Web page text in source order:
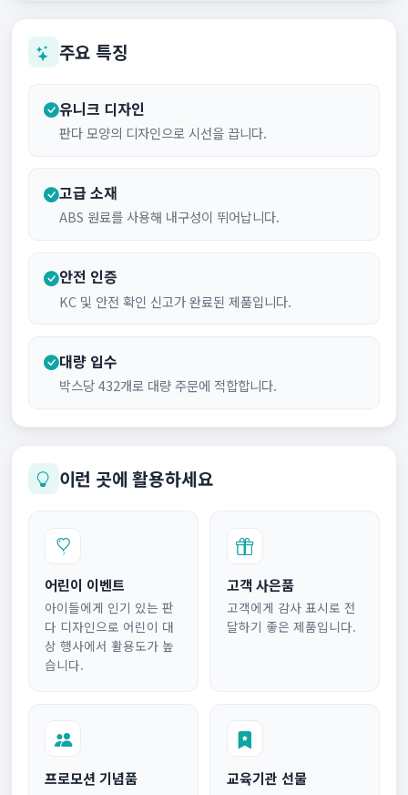
주요 특징
유니크 디자인
판다 모양의 디자인으로 시선을 끕니다.
고급 소재
ABS 원료를 사용해 내구성이 뛰어납니다.
안전 인증
KC 및 안전 확인 신고가 완료된 제품입니다.
대량 입수
박스당 432개로 대량 주문에 적합합니다.
이런 곳에 활용하세요
어린이 이벤트
아이들에게 인기 있는 판
다 디자인으로 어린이 대
상 행사에서 활용도가 높
습니다.
고객 사은품
고객에게 감사 표시로 전
달하기 좋은 제품입니다.
프로모션 기념품 교육기관 선물